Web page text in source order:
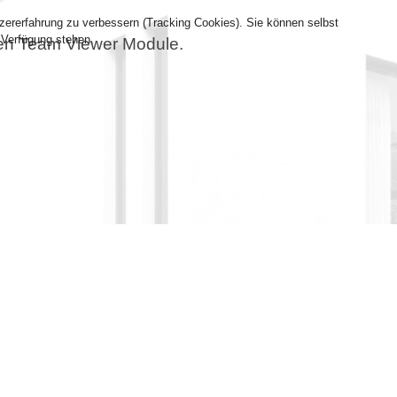
Team Viewer Module.
zu verbessern (Tracking Cookies). Sie können selbst
stehen.